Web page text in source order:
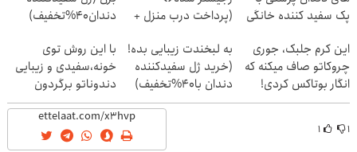
پک سفید کننده خانگی
(پرداخت درب منزل +
دندان40%تخفیف)
این کرم جلبک، جوری
چروکاتو صاف میکنه که
انگار بوتاکس کردی!
(تخفیف ویژه)
به لبخندت زیبایی بده!
(خرید ژل سفیدکننده
دندان با40%تخفیف)
با این روش توی
خونه،سفیدی و زیبایی
دندوناتو برگردون
(40%off)
۱ ۱